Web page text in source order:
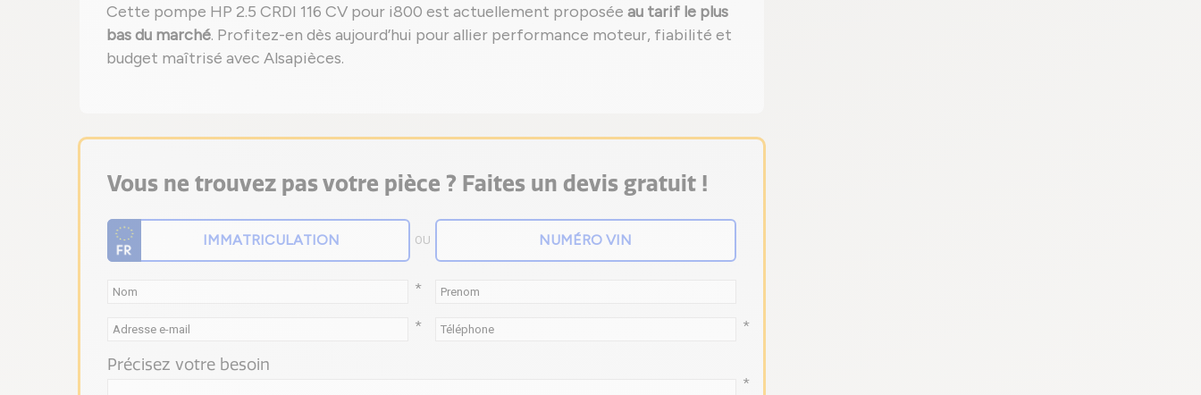
Cette pompe HP 2.5 CRDI 116 CV pour i800 est actuellement proposée au tarif le plus
bas du marché. Profitez-en dès aujourd’hui pour allier performance moteur, fiabilité et
budget maîtrisé avec Alsapièces.
Vous ne trouvez pas votre pièce ? Faites un devis gratuit !
OU
*
*
*
Précisez votre besoin
*